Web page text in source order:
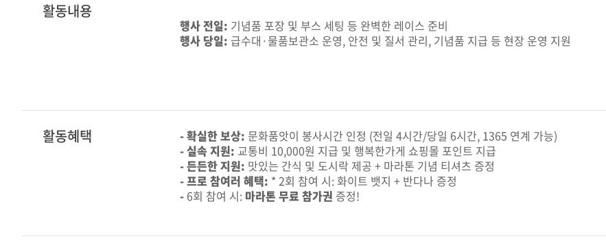
활동내용
행사 전일: 기념품 포장 및 부스 세팅 등 완벽한 레이스 준비
행사 당일: 급수대·물품보관소 운영, 안전 및 질서 관리, 기념품 지급 등 현장 운영 지원
활동혜택 - 확실한 보상: 문화품앗이 봉사시간 인정 (전일 4시간/당일 6시간, 1365 연계 가능)
-실속 지원: 교통비 10,000원 지급 및 행복한가게 쇼핑몰 포인트 지급
-든든한 지원: 맛있는 간식 및 도시락 제공 + 마라톤 기념 티셔츠 증정
-프로 참여러 혜택: * 2회 참여 시: 화이트 뱃지 + 반다나 증정
- 6회 참여 시: 마라톤 무료 참가권 증정!